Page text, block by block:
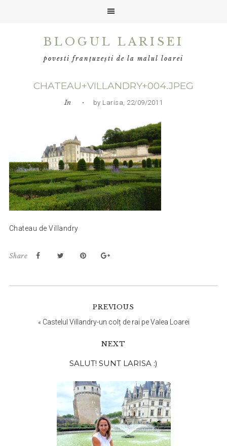
BLOGUL LARISEI
povesti franțuzești de la malul loarei
CHATEAU+VILLANDRY+004.JPEG
In • by Larisa, 22/09/2011
Chateau de Villandry
Share
PREVIOUS
« Castelul Villandry-un colț de rai pe Valea Loarei
NEXT
principală
SALUT! SUNT LARISA :)